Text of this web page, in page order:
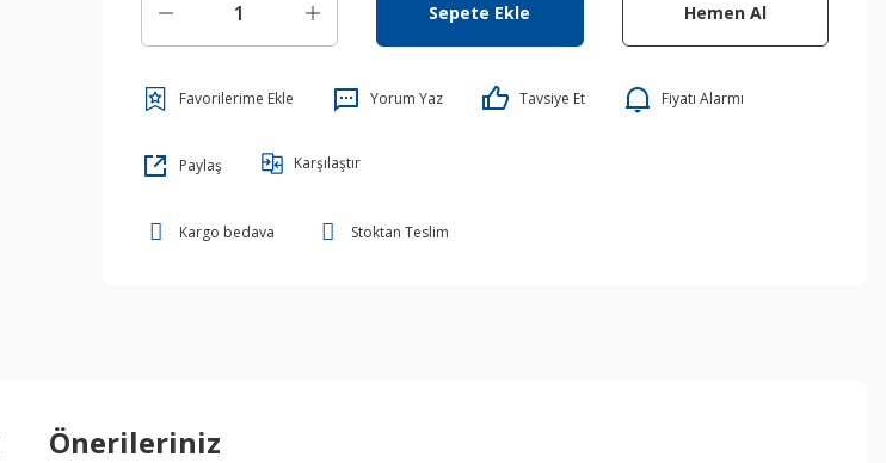
Sepete Ekle Hemen Al
Yorum Yaz Tavsiye Et Fiyatı Alarmı
Paylaş Karşılaştır
Kargo bedava Stoktan Teslim
Önerileriniz